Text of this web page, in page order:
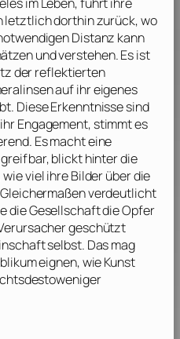
letztlich dorthin zurück, wo
Distanz kann
und verstehen. Es ist
der reflektierten
auf ihr eigenes
Diese Erkenntnisse sind
Engagement, stimmt es
Es macht eine
blickt hinter die
viel ihre Bilder über die
verdeutlicht
die Gesellschaft die Opfer
geschützt
selbst. Das mag
eignen, wie Kunst